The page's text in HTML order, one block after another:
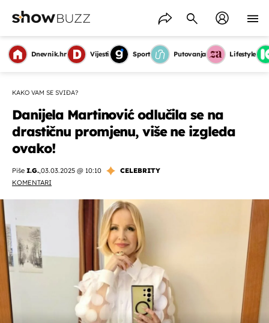
Dnevnik.hr Vijesti Sport Putovanja Lifestyle
KAKO VAM SE SVIĐA?
Danijela Martinović odlučila se na
drastičnu promjenu, više ne izgleda
ovako!
Piše I.G.,03.03.2025 @ 10:10
CELEBRITY
KOMENTARI
OMOGUĆI OBAVIJESTI